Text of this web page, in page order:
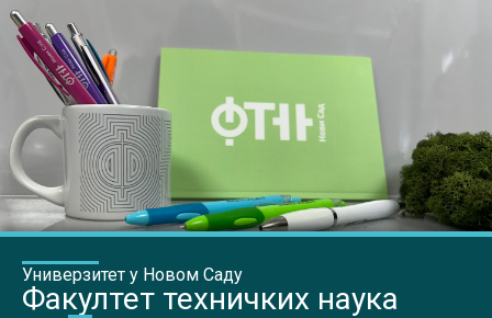
Универзитет у Новом Саду
Факултет техничких наука